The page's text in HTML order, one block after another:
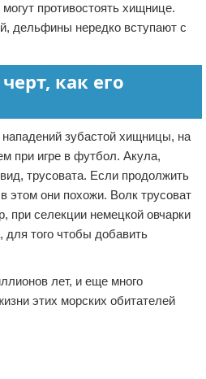
противостоять хищнице.
дельфины нередко вступают с
как его
нападений зубастой хищницы, на
при игре в футбол. Акула,
трусовата. Если продолжить
этом они похожи. Волк трусоват
при селекции немецкой овчарки
для того чтобы добавить
лет, и еще много
этих морских обитателей